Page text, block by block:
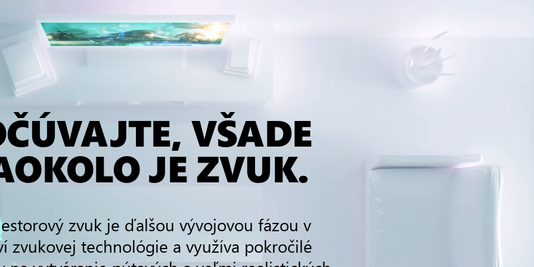
VŠADE
JE ZVUK.
zvuk je ďalšou vývojovou fázou v
zvukovej technológie a využíva pokročilé